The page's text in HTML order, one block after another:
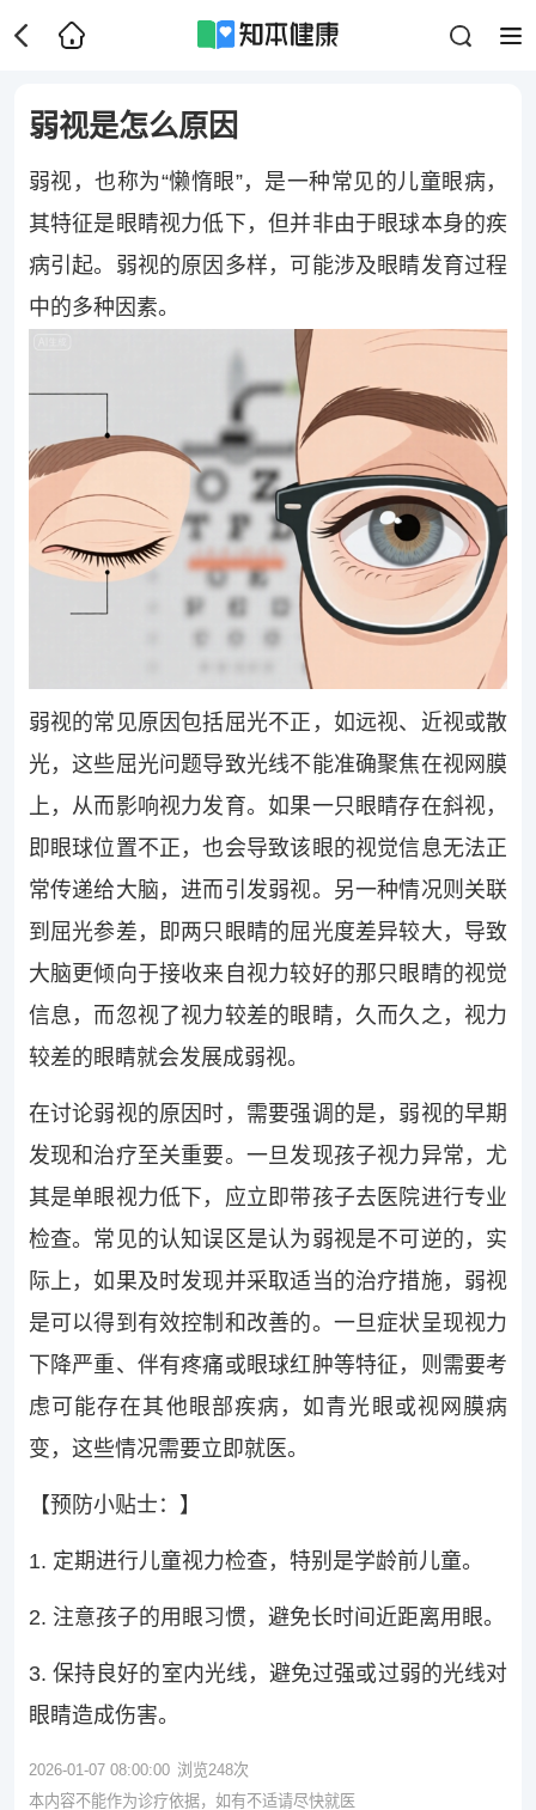
弱视是怎么原因
弱视，也称为“懒惰眼”，是一种常见的儿童眼病，
其特征是眼睛视力低下，但并非由于眼球本身的疾
病引起。弱视的原因多样，可能涉及眼睛发育过程
中的多种因素。
弱视的常见原因包括屈光不正，如远视、近视或散
光，这些屈光问题导致光线不能准确聚焦在视网膜
上，从而影响视力发育。如果一只眼睛存在斜视，
即眼球位置不正，也会导致该眼的视觉信息无法正
常传递给大脑，进而引发弱视。另一种情况则关联
到屈光参差，即两只眼睛的屈光度差异较大，导致
大脑更倾向于接收来自视力较好的那只眼睛的视觉
信息，而忽视了视力较差的眼睛，久而久之，视力
较差的眼睛就会发展成弱视。
在讨论弱视的原因时，需要强调的是，弱视的早期
发现和治疗至关重要。一旦发现孩子视力异常，尤
其是单眼视力低下，应立即带孩子去医院进行专业
检查。常见的认知误区是认为弱视是不可逆的，实
际上，如果及时发现并采取适当的治疗措施，弱视
是可以得到有效控制和改善的。一旦症状呈现视力
下降严重、伴有疼痛或眼球红肿等特征，则需要考
虑可能存在其他眼部疾病，如青光眼或视网膜病
变，这些情况需要立即就医。
【预防小贴士：】
1. 定期进行儿童视力检查，特别是学龄前儿童。
2. 注意孩子的用眼习惯，避免长时间近距离用眼。
3. 保持良好的室内光线，避免过强或过弱的光线对
眼睛造成伤害。
2026-01-07 08:00:00 浏览248次
本内容不能作为诊疗依据，如有不适请尽快就医